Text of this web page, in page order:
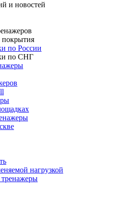
и новостей
покрытия
по России
по СНГ
нагрузкой